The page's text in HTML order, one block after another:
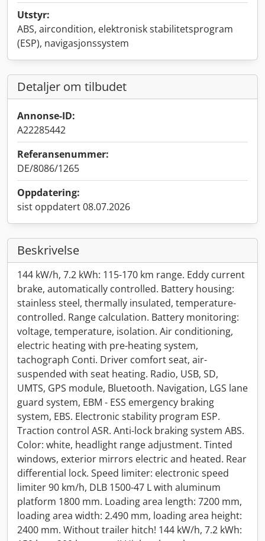
Utstyr:
ABS, aircondition, elektronisk stabilitetsprogram
(ESP), navigasjonssystem
Detaljer om tilbudet
Annonse-ID:
A22285442
Referansenummer:
DE/8086/1265
Oppdatering:
sist oppdatert 08.07.2026
Beskrivelse
144 kW/h, 7.2 kWh: 115-170 km range. Eddy current
brake, automatically controlled. Battery housing:
stainless steel, thermally insulated, temperature-
controlled. Range calculation. Battery monitoring:
voltage, temperature, isolation. Air conditioning,
electric heating with pre-heating system,
tachograph Conti. Driver comfort seat, air-
suspended with seat heating. Radio, USB, SD,
UMTS, GPS module, Bluetooth. Navigation, LGS lane
guard system, EBM - ESS emergency braking
system, EBS. Electronic stability program ESP.
Traction control ASR. Anti-lock braking system ABS.
Color: white, headlight range adjustment. Tinted
windows, exterior mirrors electric and heated. Rear
differential lock. Speed limiter: electronic speed
limiter 90 km/h, DLB 1500-47 L with aluminum
platform 1800 mm. Loading area length: 7200 mm,
loading area width: 2.490 mm, loading area height:
2400 mm. Without trailer hitch! 144 kW/h, 7.2 kWh: